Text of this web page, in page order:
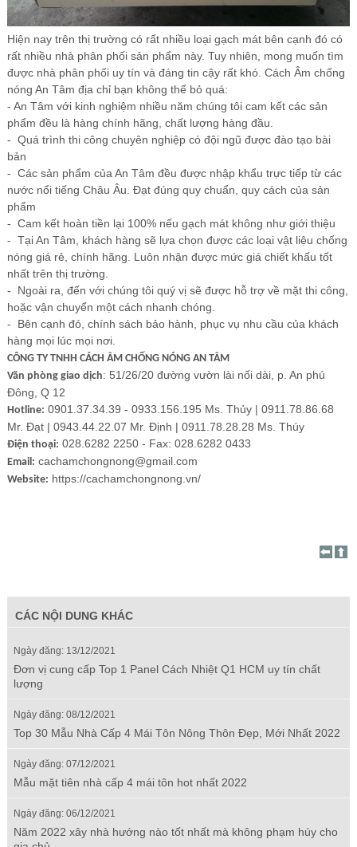
Hiện nay trên thị trường có rất nhiều loại gạch mát bên cạnh đó có
rất nhiều nhà phân phối sản phẩm này. Tuy nhiên, mong muốn tìm
được nhà phân phối uy tín và đáng tin cậy rất khó. Cách Âm chống
nóng An Tâm địa chỉ bạn không thể bỏ quá:
- An Tâm với kinh nghiệm nhiều năm chúng tôi cam kết các sản
phẩm đều là hàng chính hãng, chất lượng hàng đầu.
- Quá trình thi công chuyên nghiệp có đội ngũ được đào tạo bài
bản
- Các sản phẩm của An Tâm đều được nhập khẩu trực tiếp từ các
nước nổi tiếng Châu Âu. Đạt đúng quy chuẩn, quy cách của sản
phẩm
- Cam kết hoàn tiền lại 100% nếu gạch mát không như giới thiệu
- TạiAn Tâm , khách hàng sẽ lựa chọn được các loại vật liệu chống
nóng giá rẻ, chính hãng. Luôn nhận được mức giá chiết khấu tốt
nhất trên thị trường.
-
Ngoài ra, đến với chúng tôi quý vị sẽ được hỗ trợ về mặt thi công,
hoặc vận chuyển một cách nhanh chóng.
-
Bên cạnh đó, chính sách bảo hành, phục vụ nhu cầu của khách
hàng mọi lúc mọi nơi.
CÔNG TY TNHH CÁCH ÂM CHỐNG NÓNG AN TÂM
Văn phòng giao dịch: 51/26/20 đường vườn lài nối dài, p. An phú
Đông, Q 12
Hotline: 0901.37.34.39 - 0933.156.195 Ms. Thủy | 0911.78.86.68
Mr. Đạt | 0943.44.22.07 Mr. Định | 0911.78.28.28 Ms. Thúy
Điện thoại: 028.6282 2250 - Fax: 028.6282 0433
Email: cachamchongnong@gmail.com
Website: https://cachamchongnong.vn/
CÁC NỘI DUNG KHÁC
Ngày đăng: 13/12/2021
Đơn vị cung cấp Top 1 Panel Cách Nhiệt Q1 HCM uy tín chất
lượng
Ngày đăng: 08/12/2021
Top 30 Mẫu Nhà Cấp 4 Mái Tôn Nông Thôn Đẹp, Mới Nhất 2022
Ngày đăng: 07/12/2021
Mẫu mặt tiên nhà cấp 4 mái tôn hot nhất 2022
Ngày đăng: 06/12/2021
Năm 2022 xây nhà hướng nào tốt nhất mà không phạm húy cho